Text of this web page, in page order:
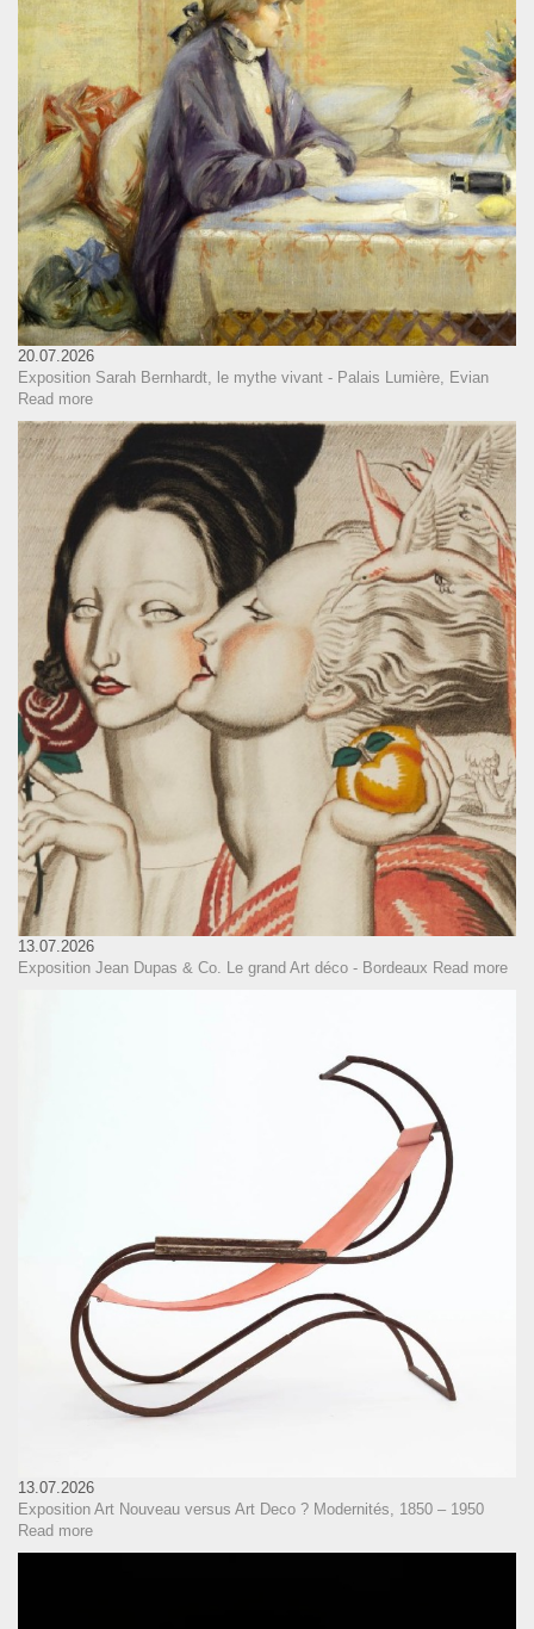
20.07.2026
Exposition Sarah Bernhardt, le mythe vivant - Palais Lumière, Evian
Read more
13.07.2026
Exposition Jean Dupas & Co. Le grand Art déco - Bordeaux Read more
13.07.2026
Exposition Art Nouveau versus Art Deco ? Modernités, 1850 – 1950
Read more